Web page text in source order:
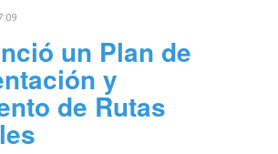
un Plan de
y
de Rutas